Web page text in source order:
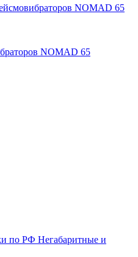
NOMAD 65
по РФ Негабаритные и